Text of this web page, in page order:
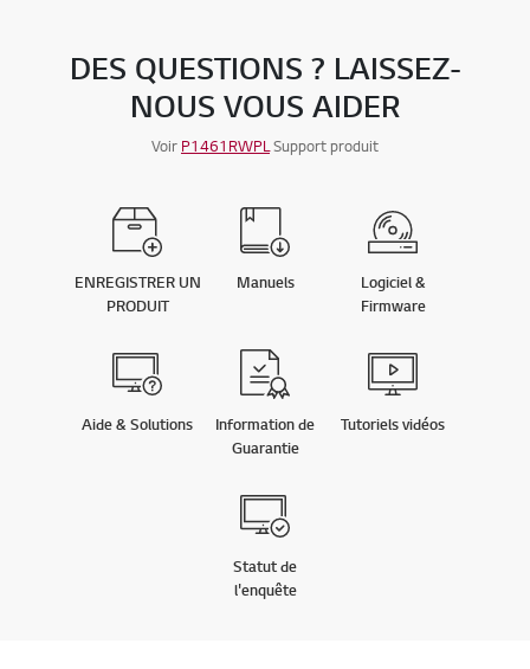
DES QUESTIONS ? LAISSEZ-
NOUS VOUS AIDER
Voir P1461RWPL Support produit
ENREGISTRER UN
PRODUIT
Manuels
Logiciel &
Firmware
Aide & Solutions
Information de
Guarantie
Tutoriels vidéos
Statut de
l'enquête